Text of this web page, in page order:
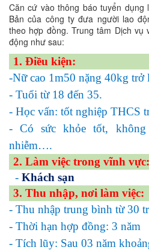
Căn cứ vào thông báo tuyển
Bản của công ty đưa người lao
theo hợp đồng. Trung tâm Dịch vụ
động như sau:
1. Điều kiện:
-Nữ cao 1m50 nặng 40kg trở
- Tuổi từ 18 đến 35.
- Học vấn: tốt nghiệp THCS
- Có sức khỏe tốt, không
nhiễm….
2. Làm việc trong vĩnh vực:
- Khách sạn
3. Thu nhập, nơi làm việc:
- Thu nhập trung bình từ 30
- Thời hạn hợp đồng: 3 năm
- Tích lũy: Sau 03 năm